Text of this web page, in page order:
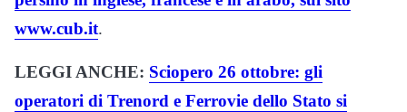
www.cub.it.
LEGGI ANCHE: Sciopero 26 ottobre: gli
operatori di Trenord e Ferrovie dello Stato si